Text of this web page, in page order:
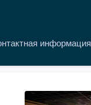
информация